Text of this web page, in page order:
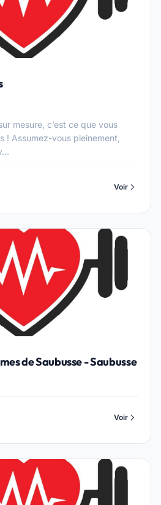
mesure, c’est ce que vous
! Assumez-vous pleinement,
Voir
de Saubusse - Saubusse
Voir